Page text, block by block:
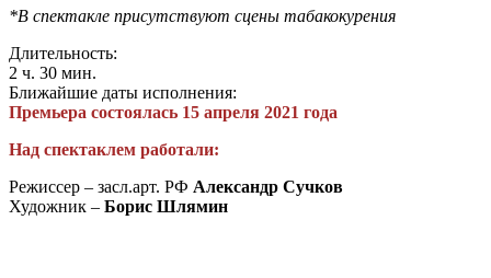
*В спектакле присутствуют сцены табакокурения
Длительность:
2 ч. 30 мин.
Ближайшие даты исполнения:
Премьера состоялась 15 апреля 2021 года
Над спектаклем работали:
Режиссер – засл.арт. РФ Александр Сучков
Художник – Борис Шлямин